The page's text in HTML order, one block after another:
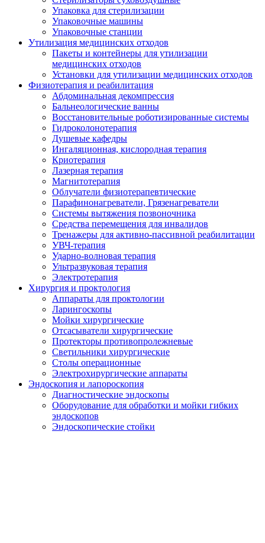
Упаковка для стерилизации
Упаковочные машины
Упаковочные станции
Утилизация медицинских отходов
Пакеты и контейнеры для утилизации
медицинских отходов
Установки для утилизации медицинских отходов
Физиотерапия и реабилитация
Абдоминальная декомпрессия
Бальнеологические ванны
Восстановительные роботизированные системы
Гидроколонотерапия
Душевые кафедры
Ингаляционная, кислородная терапия
Криотерапия
Лазерная терапия
Магнитотерапия
Облучатели физиотерапевтические
Парафинонагреватели, Грязенагреватели
Системы вытяжения позвоночника
Средства перемещения для инвалидов
Тренажеры для активно-пассивной реабилитации
УВЧ-терапия
Ударно-волновая терапия
Ультразвуковая терапия
Электротерапия
Хирургия и проктология
Аппараты для проктологии
Ларингоскопы
Мойки хирургические
Отсасыватели хирургические
Протекторы противопролежневые
Светильники хирургические
Столы операционные
Электрохирургические аппараты
Эндоскопия и лапороскопия
Диагностические эндоскопы
Оборудование для обработки и мойки гибких
эндоскопов
Эндоскопические стойки